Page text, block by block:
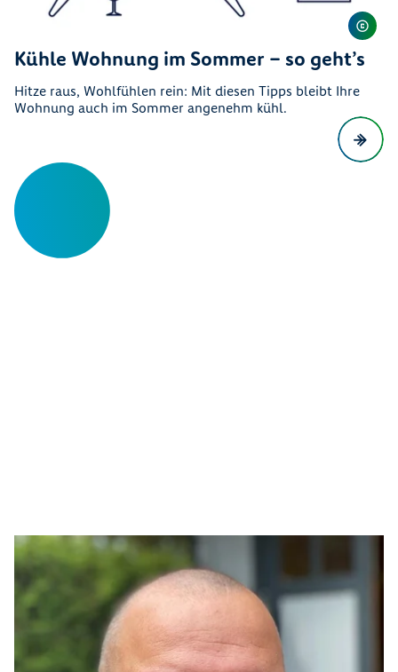
Kühle Wohnung im Sommer – so geht’s
Hitze raus, Wohlfühlen rein: Mit diesen Tipps bleibt Ihre
Wohnung auch im Sommer angenehm kühl.